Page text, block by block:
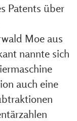
Patents über
Moe aus
nannte sich
auch eine